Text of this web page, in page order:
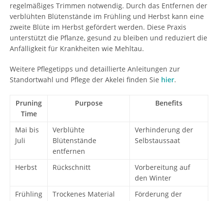
regelmäßiges Trimmen notwendig. Durch das Entfernen der
verblühten Blütenstände im Frühling und Herbst kann eine
zweite Blüte im Herbst gefördert werden. Diese Praxis
unterstützt die Pflanze, gesund zu bleiben und reduziert die
Anfälligkeit für Krankheiten wie Mehltau.
Weitere Pflegetipps und detaillierte Anleitungen zur
Standortwahl und Pflege der Akelei finden Sie hier.
Pruning
Time
Purpose Benefits
Mai bis
Juli
Verblühte
Blütenstände
entfernen
Verhinderung der
Selbstaussaat
Herbst Rückschnitt
Vorbereitung auf
den Winter
Frühling
Trockenes Material
Förderung der